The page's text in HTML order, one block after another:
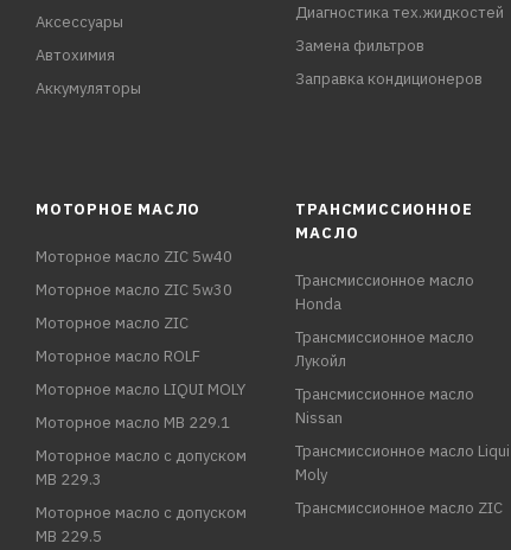
Аксессуары
Автохимия
Аккумуляторы
Диагностика тех.жидкостей
Замена фильтров
Заправка кондиционеров
МОТОРНОЕ МАСЛО
Моторное масло ZIC 5w40
Моторное масло ZIC 5w30
Моторное масло ZIC
Моторное масло ROLF
Моторное масло LIQUI MOLY
Моторное масло MB 229.1
Моторное масло с допуском
MB 229.3
Моторное масло с допуском
MB 229.5
ТРАНСМИССИОННОЕ
МАСЛО
Трансмиссионное масло
Honda
Трансмиссионное масло
Лукойл
Трансмиссионное масло
Nissan
Трансмиссионное масло Liqui
Moly
Трансмиссионное масло ZIC